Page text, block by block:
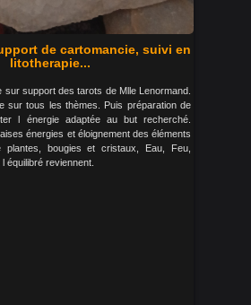
de cartomancie, suivi en
litotherapie...
support des tarots de Mlle Lenormand.
sur tous les thèmes. Puis préparation de
l énergie adaptée au but recherché.
énergies et éloignement des éléments
plantes, bougies et cristaux, Eau, Feu,
équilibré reviennent.